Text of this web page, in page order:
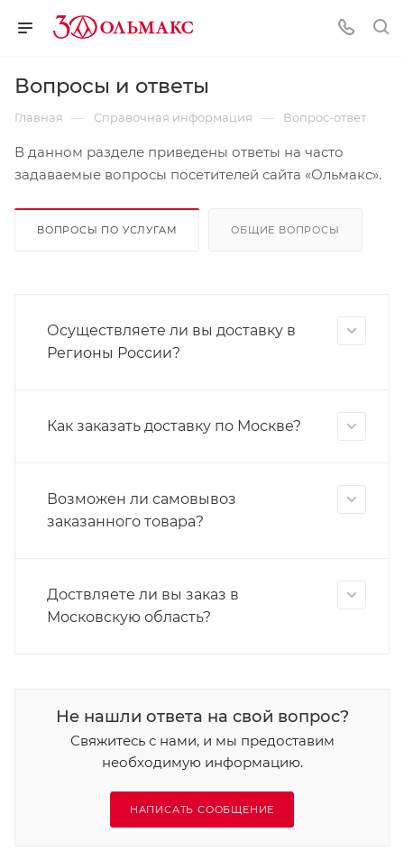
Вопросы и ответы
Главная — Справочная информация — Вопрос-ответ
В данном разделе приведены ответы на часто
задаваемые вопросы посетителей сайта «Ольмакс».
ВОПРОСЫ ПО УСЛУГАМ ОБЩИЕ ВОПРОСЫ
Осуществляете ли вы доставку в
Регионы России?
Как заказать доставку по Москве?
Возможен ли самовывоз
заказанного товара?
Доствляете ли вы заказ в
Московскую область?
Не нашли ответа на свой вопрос?
Свяжитесь с нами, и мы предоставим
необходимую информацию.
НАПИСАТЬ СООБЩЕНИЕ